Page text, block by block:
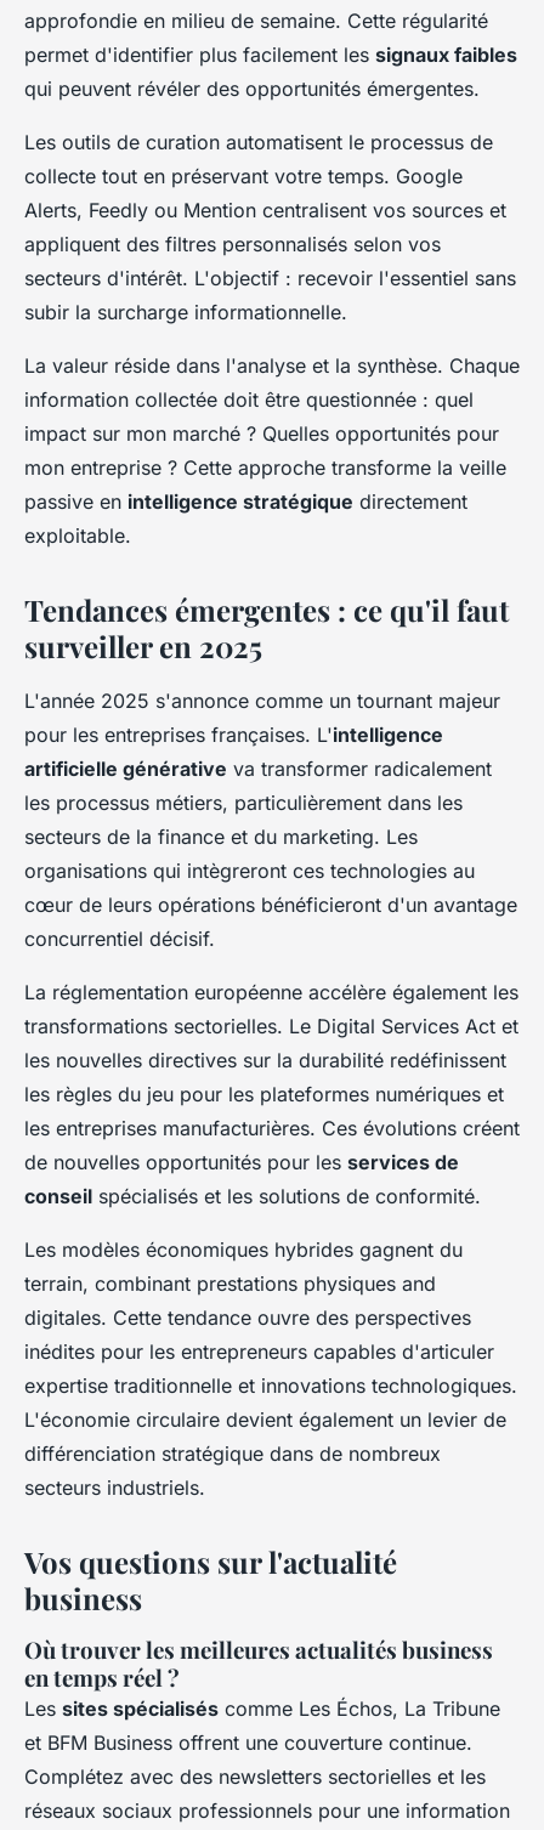
approfondie en milieu de semaine. Cette régularité
permet d'identifier plus facilement les signaux faibles
qui peuvent révéler des opportunités émergentes.
Les outils de curation automatisent le processus de
collecte tout en préservant votre temps. Google
Alerts, Feedly ou Mention centralisent vos sources et
appliquent des filtres personnalisés selon vos
secteurs d'intérêt. L'objectif : recevoir l'essentiel sans
subir la surcharge informationnelle.
La valeur réside dans l'analyse et la synthèse. Chaque
information collectée doit être questionnée : quel
impact sur mon marché ? Quelles opportunités pour
mon entreprise ? Cette approche transforme la veille
passive en intelligence stratégique directement
exploitable.
Tendances émergentes : ce qu'il faut
surveiller en 2025
L'année 2025 s'annonce comme un tournant majeur
pour les entreprises françaises. L'intelligence
artificielle générative va transformer radicalement
les processus métiers, particulièrement dans les
secteurs de la finance et du marketing. Les
organisations qui intègreront ces technologies au
cœur de leurs opérations bénéficieront d'un avantage
concurrentiel décisif.
La réglementation européenne accélère également les
transformations sectorielles. Le Digital Services Act et
les nouvelles directives sur la durabilité redéfinissent
les règles du jeu pour les plateformes numériques et
les entreprises manufacturières. Ces évolutions créent
de nouvelles opportunités pour les services de
conseil spécialisés et les solutions de conformité.
Les modèles économiques hybrides gagnent du
terrain, combinant prestations physiques and
digitales. Cette tendance ouvre des perspectives
inédites pour les entrepreneurs capables d'articuler
expertise traditionnelle et innovations technologiques.
L'économie circulaire devient également un levier de
différenciation stratégique dans de nombreux
secteurs industriels.
Vos questions sur l'actualité
business
Où trouver les meilleures actualités business
en temps réel ?
Les sites spécialisés comme Les Échos, La Tribune
et BFM Business offrent une couverture continue.
Complétez avec des newsletters sectorielles et les
réseaux sociaux professionnels pour une information